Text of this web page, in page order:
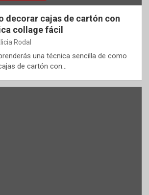
decorar cajas de cartón con
collage fácil
Rodal
una técnica sencilla de como
de cartón con…